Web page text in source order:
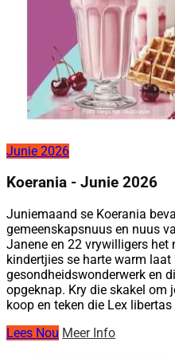
Junie 2026
Koerania - Junie 2026
Juniemaand se Koerania
gemeenskapsnuus en nuus
Janene en 22 vrywilligers
kindertjies se harte warm
gesondheidswonderwerk en
opgeknap. Kry die skakel om
koop en teken die Lex libertas
Lees Nou Meer Info